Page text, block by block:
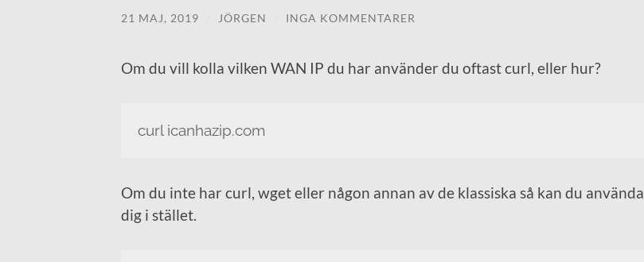
21 MAJ, 2019 JÖRGEN INGA KOMMENTARER
Om du vill kolla vilken WAN IP du har använder du oftast curl, eller hur?
curl icanhazip.com
Om du inte har curl, wget eller någon annan av de klassiska så kan du använda
dig i stället.